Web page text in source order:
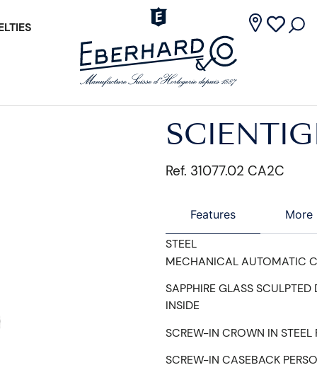
Ref. 31077.02 CA2C
Features More
STEEL
MECHANICAL AUTOMATIC
SAPPHIRE GLASS
INSIDE
SCREW-IN CROWN IN STEEL
SCREW-IN CASEBACK